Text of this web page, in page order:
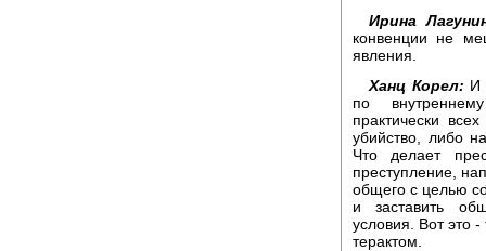
Ирина
конвенции не
явления.
Ханц Корел: И
по
практически
убийство, либо
Что делает
преступление,
общего с целью
и заставить
условия. Вот это
терактом.